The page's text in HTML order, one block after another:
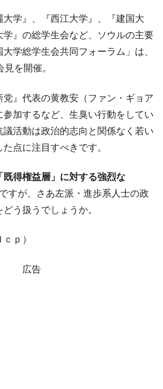
橋が落ちました」⇒ 耐久性「なさす
鋼最大手『POSCO』ズブズブ沈む。
！⇒ クーパン問題は合衆国企業に対
ぬ
ンクラ政策室長･金容範、株価暴落に
徳島新国際空港「またも暗礁」の危
ーキットブレイカーの二段コンボ
は人を雇用する効果は低い。全産業の
大学』、『西江大学』、『建国大
』の総学生会など、ソウルの主要
学総学生会共同フォーラム」は、
を開催。
党』代表の黄教安（ファン・ギョア
参加するなど、生臭い行動をしてい
議活動は政治的志向と関係なく若い
点に注目すべきです。
得権益層」に対する強烈な
が、さあ左派・進歩系人士の政
う扱うでしょうか。
ｐ）
広告